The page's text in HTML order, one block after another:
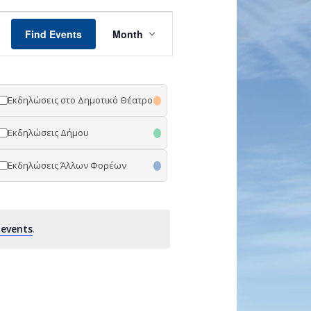
.
Find Events
Views
Month
Εκδηλώσεις στο Δημοτικό Θέατρο
Εκδηλώσεις Δήμου
Εκδηλώσεις Άλλων Φορέων